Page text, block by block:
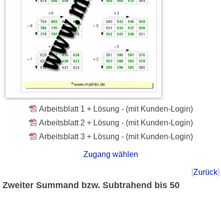
Arbeitsblatt 1 + Lösung - (mit Kunden-Login)
Arbeitsblatt 2 + Lösung - (mit Kunden-Login)
Arbeitsblatt 3 + Lösung - (mit Kunden-Login)
Zugang wählen
[Zurück]
Zweiter Summand bzw. Subtrahend bis 50